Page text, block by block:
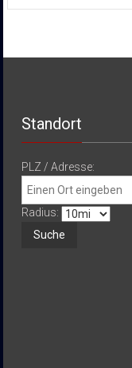
Standort
PLZ / Adresse:
Radius: